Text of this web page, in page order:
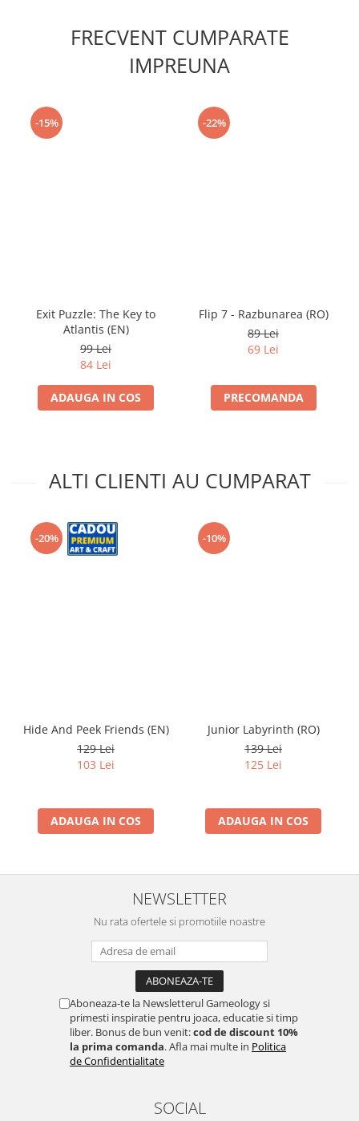
FRECVENT CUMPARATE
IMPREUNA
-15%
Exit Puzzle: The Key to
Atlantis (EN)
99 Lei
84 Lei
ADAUGA IN COS
-22%
Flip 7 - Razbunarea (RO)
89 Lei
69 Lei
PRECOMANDA
ALTI CLIENTI AU CUMPARAT
-20%
Hide And Peek Friends (EN)
129 Lei
103 Lei
ADAUGA IN COS
-10%
Junior Labyrinth (RO)
139 Lei
125 Lei
ADAUGA IN COS
NEWSLETTER
Nu rata ofertele si promotiile noastre
Aboneaza-te la Newsletterul Gameology si
primesti inspiratie pentru joaca, educatie si timp
liber. Bonus de bun venit:cod de discount 10%
la prima comanda. Afla mai multe in Politica
de Confidentialitate
SOCIAL